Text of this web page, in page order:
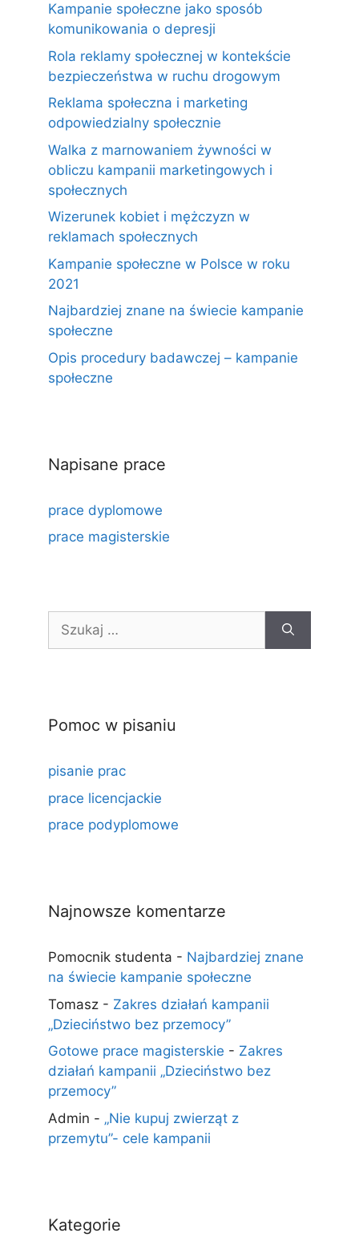
Kampanie społeczne jako sposób
komunikowania o depresji
Rola reklamy społecznej w kontekście
bezpieczeństwa w ruchu drogowym
Reklama społeczna i marketing
odpowiedzialny społecznie
Walka z marnowaniem żywności w
obliczu kampanii marketingowych i
społecznych
Wizerunek kobiet i mężczyzn w
reklamach społecznych
Kampanie społeczne w Polsce w roku
2021
Najbardziej znane na świecie kampanie
społeczne
Opis procedury badawczej – kampanie
społeczne
Napisane prace
prace dyplomowe
prace magisterskie
Szukaj:
Pomoc w pisaniu
pisanie prac
prace licencjackie
prace podyplomowe
Najnowsze komentarze
Pomocnik studenta - Najbardziej znane
na świecie kampanie społeczne
Tomasz - Zakres działań kampanii
„Dzieciństwo bez przemocy”
Gotowe prace magisterskie - Zakres
działań kampanii „Dzieciństwo bez
przemocy”
Admin - „Nie kupuj zwierząt z
przemytu”- cele kampanii
Kategorie